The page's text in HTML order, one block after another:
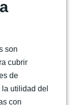
son
cubrir
de
utilidad del
con